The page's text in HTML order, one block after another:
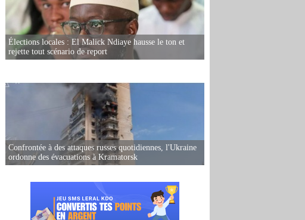
Élections locales : El Malick Ndiaye hausse le ton et
rejette tout scénario de report
Confrontée à des attaques russes quotidiennes, l'Ukraine
ordonne des évacuations à Kramatorsk